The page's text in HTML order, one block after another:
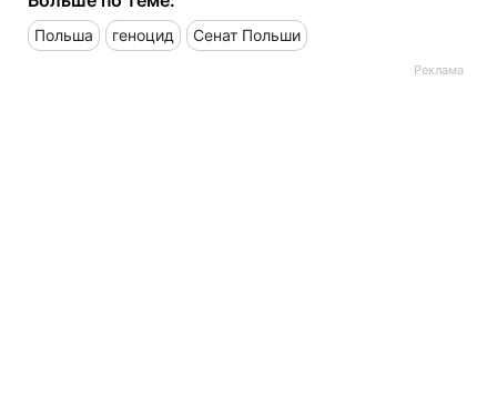
Польша геноцид Сенат Польши